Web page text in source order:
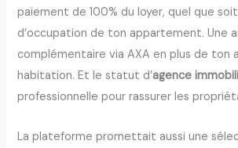
paiement de 100% du loyer, quel que
d’occupation de ton appartement. Une
complémentaire via AXA en plus de ton
habitation. Et le statut d’agence
professionnelle pour rassurer les
La plateforme promettait aussi une